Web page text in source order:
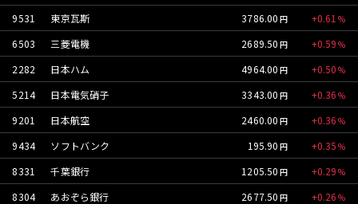
9531
東京瓦斯 3786.00
0.61
6503
三菱電機 2689.50
0.59
2282
日本ハム 4964.00
0.50
5214
日本電気硝子 3343.00
0.36
9201
日本航空 2460.00
0.36
9434
ソフトバンク 195.90
0.35
8331
千葉銀行 1205.50
0.29
8304
あおぞら銀行 2677.50
0.26